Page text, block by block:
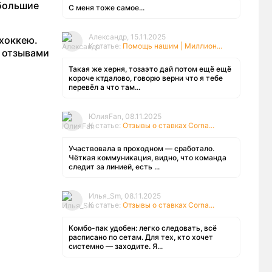
отзывами
С меня тоже самое...
Александр, 15.11.2025
К статье: Помощь нашим | Миллион...
Такая же херня, тозаэто дай потом ещё ещё
короче ктдалово, говорю верни что я тебе
перевёл а что там...
ЮлияFan, 08.11.2025
К статье: Отзывы о ставках Corna...
Участвовала в проходном — сработало.
Чёткая коммуникация, видно, что команда
следит за линией, есть ...
Илья_Sm, 08.11.2025
К статье: Отзывы о ставках Corna...
Комбо-пак удобен: легко следовать, всё
расписано по сетам. Для тех, кто хочет
системно — заходите. Я...